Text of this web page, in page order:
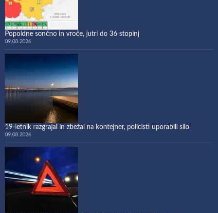
Popoldne sončno in vroče, jutri do 36 stopinj
09.08.2026
19-letnik razgrajal in zbežal na kontejner, policisti uporabili silo
09.08.2026